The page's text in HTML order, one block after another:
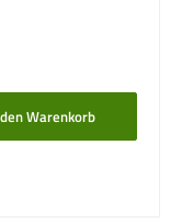
benutze die Schaltflächen um
Warenkorb